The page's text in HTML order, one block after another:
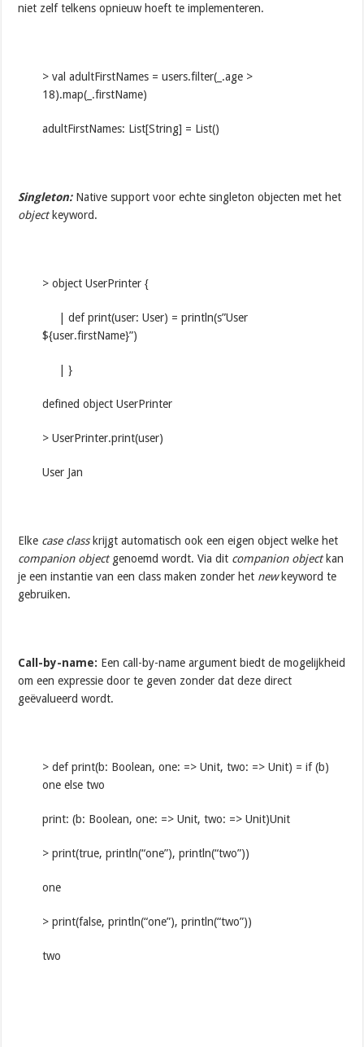
niet zelf telkens opnieuw hoeft te implementeren.
> val adultFirstNames = users.filter(_.age >
18).map(_.firstName)
adultFirstNames: List[String] = List()
Singleton:Native support voor echte singleton objecten met het
objectkeyword.
> object UserPrinter {
| def print(user: User) = println(s”User
${user.firstName}”)
| }
defined object UserPrinter
> UserPrinter.print(user)
User Jan
Elke case classkrijgt automatisch ook een eigen object welke het
companion objectgenoemd wordt. Via dit companion objectkan
je een instantie van een class maken zonder het newkeyword te
gebruiken.
Call-by-name: Een call-by-name argument biedt de mogelijkheid
om een expressie door te geven zonder dat deze direct
geëvalueerd wordt.
> def print(b: Boolean, one: => Unit, two: => Unit) = if (b)
one else two
print: (b: Boolean, one: => Unit, two: => Unit)Unit
> print(true, println(“one”), println(“two”))
one
> print(false, println(“one”), println(“two”))
two